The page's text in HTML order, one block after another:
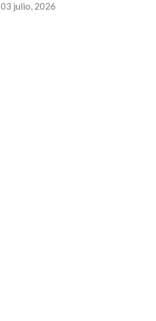
03 julio, 2026